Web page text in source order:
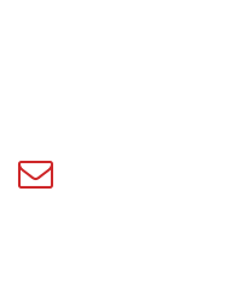
Minicar